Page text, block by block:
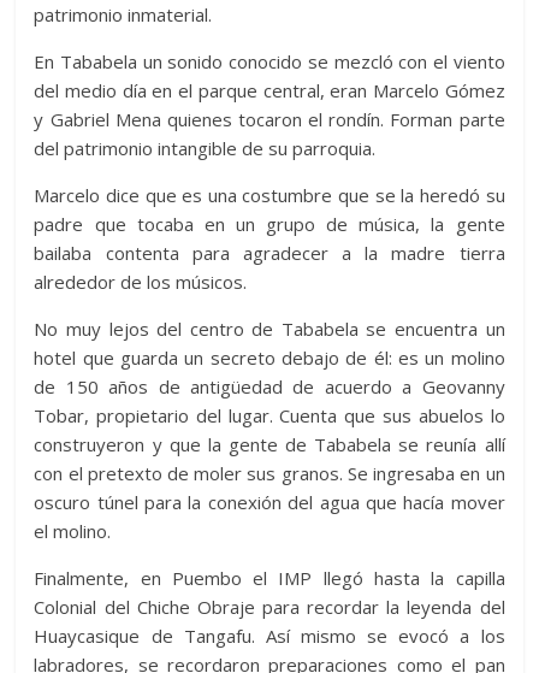
patrimonio inmaterial.
En Tababela un sonido conocido se mezcló con el viento
del medio día en el parque central, eran Marcelo Gómez
y Gabriel Mena quienes tocaron el rondín. Forman parte
del patrimonio intangible de su parroquia.
Marcelo dice que es una costumbre que se la heredó su
padre que tocaba en un grupo de música, la gente
bailaba contenta para agradecer a la madre tierra
alrededor de los músicos.
No muy lejos del centro de Tababela se encuentra un
hotel que guarda un secreto debajo de él: es un molino
de 150 años de antigüedad de acuerdo a Geovanny
Tobar, propietario del lugar. Cuenta que sus abuelos lo
construyeron y que la gente de Tababela se reunía allí
con el pretexto de moler sus granos. Se ingresaba en un
oscuro túnel para la conexión del agua que hacía mover
el molino.
Finalmente, en Puembo el IMP llegó hasta la capilla
Colonial del Chiche Obraje para recordar la leyenda del
Huaycasique de Tangafu. Así mismo se evocó a los
labradores, se recordaron preparaciones como el pan